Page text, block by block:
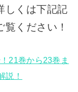
しくは下記記
ください！
21巻から23巻ま
説！